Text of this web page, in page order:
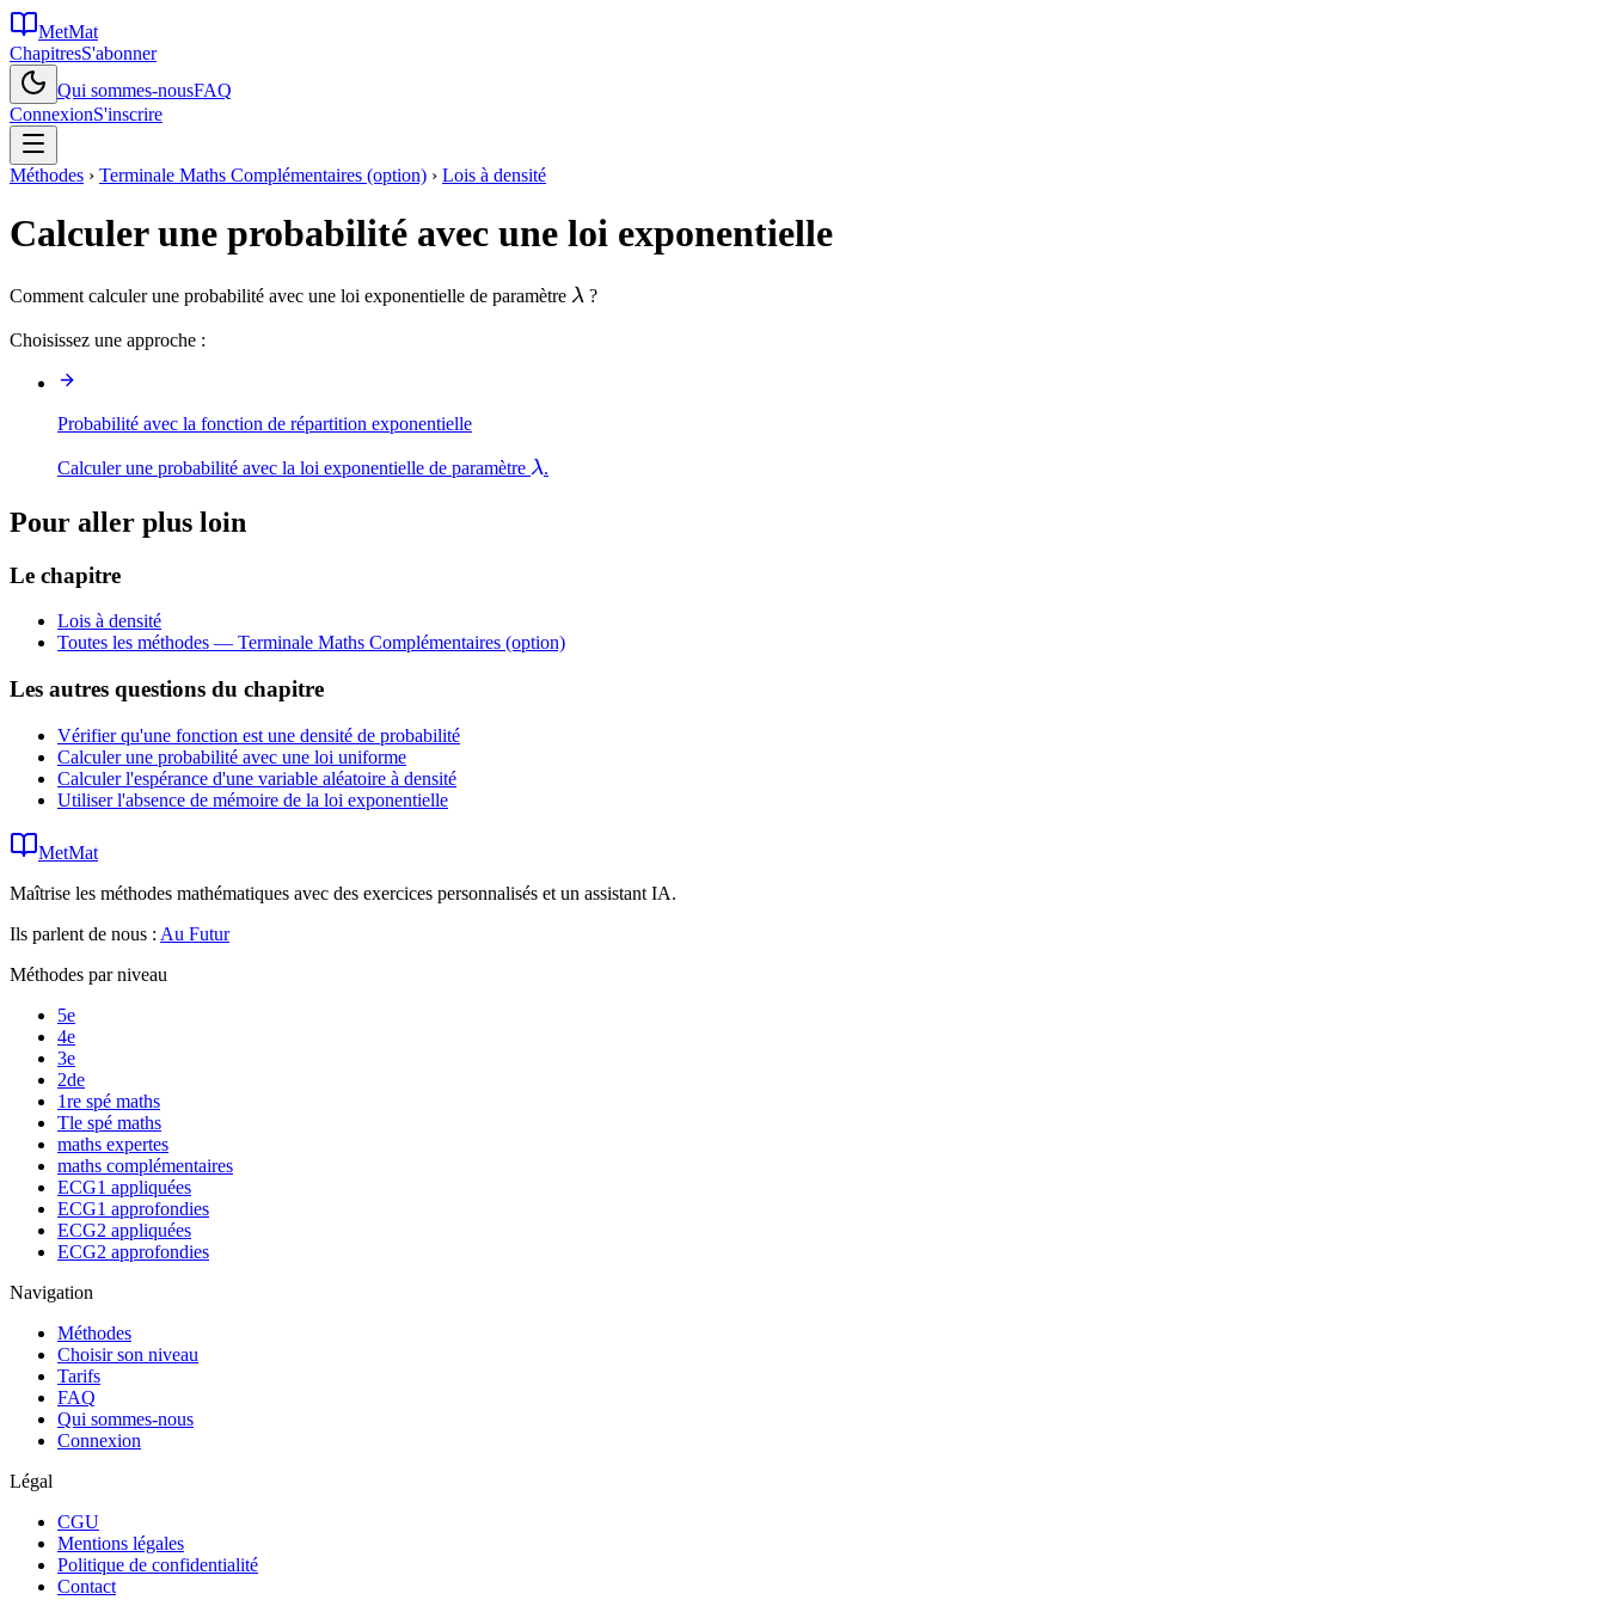
MetMat
ChapitresS'abonner
Qui sommes-nousFAQ
ConnexionS'inscrire
Méthodes › Terminale Maths Complémentaires (option) › Lois à densité
Calculer une probabilité avec une loi exponentielle
Comment calculer une probabilité avec une loi exponentielle de paramètre \lambda
λ ?
Choisissez une approche :
Probabilité avec la fonction de répartition exponentielle
Calculer une probabilité avec la loi exponentielle de paramètre \lambda
λ.
Pour aller plus loin
Le chapitre
Lois à densité
Toutes les méthodes — Terminale Maths Complémentaires (option)
Les autres questions du chapitre
Vérifier qu'une fonction est une densité de probabilité
Calculer une probabilité avec une loi uniforme
Calculer l'espérance d'une variable aléatoire à densité
Utiliser l'absence de mémoire de la loi exponentielle
MetMat
Maîtrise les méthodes mathématiques avec des exercices personnalisés et un assistant IA.
Ils parlent de nous : Au Futur
Méthodes par niveau
5e
4e
3e
2de
1re spé maths
Tle spé maths
maths expertes
maths complémentaires
ECG1 appliquées
ECG1 approfondies
ECG2 appliquées
ECG2 approfondies
Navigation
Méthodes
Choisir son niveau
Tarifs
FAQ
Qui sommes-nous
Connexion
Légal
CGU
Mentions légales
Politique de confidentialité
Contact